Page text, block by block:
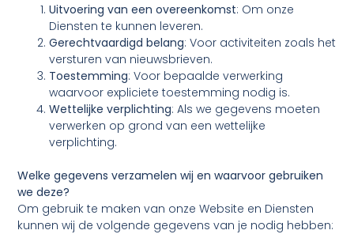
Uitvoering van een overeenkomst: Om onze
Diensten te kunnen leveren.
Gerechtvaardigd belang: Voor activiteiten zoals het
versturen van nieuwsbrieven.
Toestemming: Voor bepaalde verwerking
waarvoor expliciete toestemming nodig is.
Wettelijke verplichting: Als we gegevens moeten
verwerken op grond van een wettelijke
verplichting.
Welke gegevens verzamelen wij en waarvoor gebruiken
we deze?
Om gebruik te maken van onze Website en Diensten
kunnen wij de volgende gegevens van je nodig hebben: